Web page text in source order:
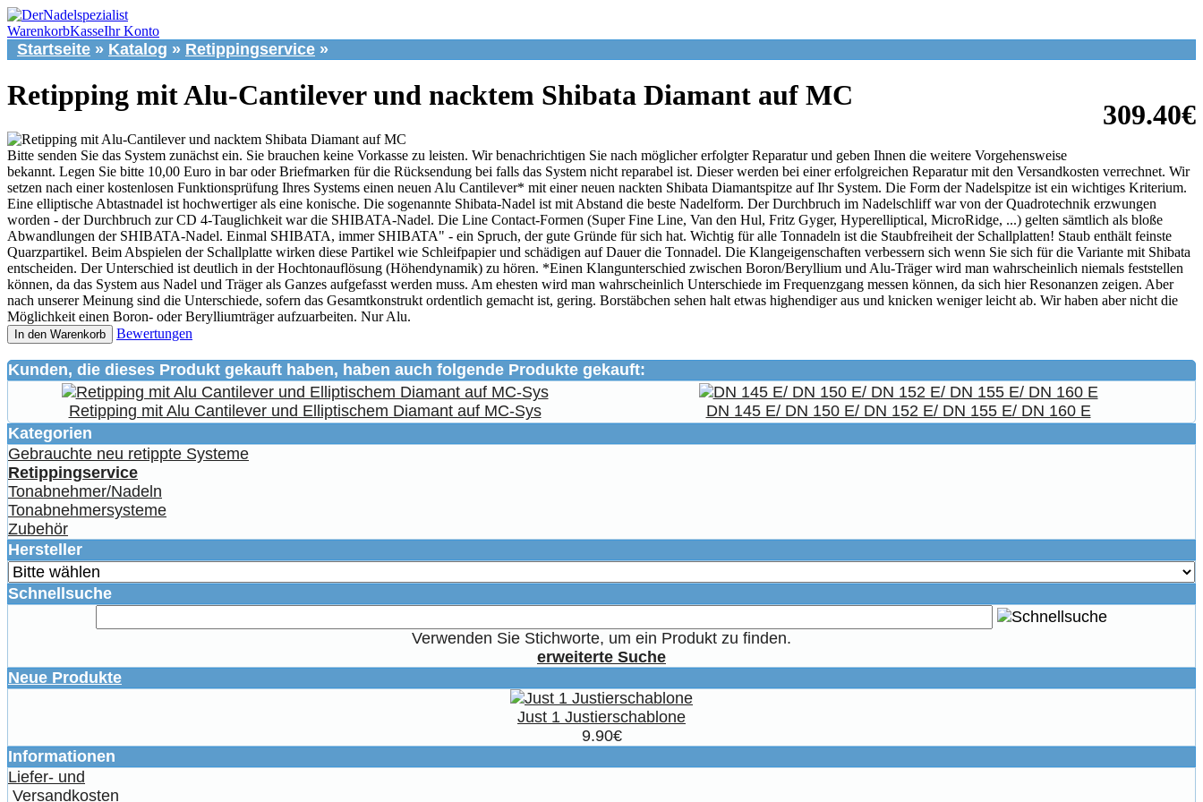
WarenkorbKasseIhr Konto
Startseite » Katalog » Retippingservice »
309.40€
Retipping mit Alu-Cantilever und nacktem Shibata Diamant auf MC
Bitte senden Sie das System zunächst ein. Sie brauchen keine Vorkasse zu leisten. Wir benachrichtigen Sie nach möglicher erfolgter Reparatur und geben Ihnen die weitere Vorgehensweise
bekannt. Legen Sie bitte 10,00 Euro in bar oder Briefmarken für die Rücksendung bei falls das System nicht reparabel ist. Dieser werden bei einer erfolgreichen Reparatur mit den Versandkosten verrechnet. Wir
setzen nach einer kostenlosen Funktionsprüfung Ihres Systems einen neuen Alu Cantilever* mit einer neuen nackten Shibata Diamantspitze auf Ihr System. Die Form der Nadelspitze ist ein wichtiges Kriterium.
Eine elliptische Abtastnadel ist hochwertiger als eine konische. Die sogenannte Shibata-Nadel ist mit Abstand die beste Nadelform. Der Durchbruch im Nadelschliff war von der Quadrotechnik erzwungen
worden - der Durchbruch zur CD 4-Tauglichkeit war die SHIBATA-Nadel. Die Line Contact-Formen (Super Fine Line, Van den Hul, Fritz Gyger, Hyperelliptical, MicroRidge, ...) gelten sämtlich als bloße
Abwandlungen der SHIBATA-Nadel. Einmal SHIBATA, immer SHIBATA" - ein Spruch, der gute Gründe für sich hat. Wichtig für alle Tonnadeln ist die Staubfreiheit der Schallplatten! Staub enthält feinste
Quarzpartikel. Beim Abspielen der Schallplatte wirken diese Partikel wie Schleifpapier und schädigen auf Dauer die Tonnadel. Die Klangeigenschaften verbessern sich wenn Sie sich für die Variante mit Shibata
entscheiden. Der Unterschied ist deutlich in der Hochtonauflösung (Höhendynamik) zu hören. *Einen Klangunterschied zwischen Boron/Beryllium und Alu-Träger wird man wahrscheinlich niemals feststellen
können, da das System aus Nadel und Träger als Ganzes aufgefasst werden muss. Am ehesten wird man wahrscheinlich Unterschiede im Frequenzgang messen können, da sich hier Resonanzen zeigen. Aber
nach unserer Meinung sind die Unterschiede, sofern das Gesamtkonstrukt ordentlich gemacht ist, gering. Borstäbchen sehen halt etwas highendiger aus und knicken weniger leicht ab. Wir haben aber nicht die
Möglichkeit einen Boron- oder Berylliumträger aufzuarbeiten. Nur Alu.
In den Warenkorb Bewertungen
Kunden, die dieses Produkt gekauft haben, haben auch folgende Produkte gekauft:
Retipping mit Alu Cantilever und Elliptischem Diamant auf MC-Sys
DN 145 E/ DN 150 E/ DN 152 E/ DN 155 E/ DN 160 E
Kategorien
Gebrauchte neu retippte Systeme
Retippingservice
Tonabnehmer/Nadeln
Tonabnehmersysteme
Zubehör
Hersteller
Schnellsuche
Verwenden Sie Stichworte, um ein Produkt zu finden.
erweiterte Suche
Neue Produkte
Just 1 Justierschablone
9.90€
Informationen
Liefer- und
Versandkosten